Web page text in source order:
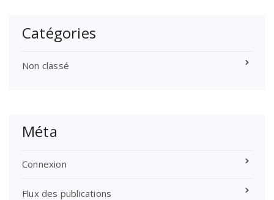
Catégories
Non classé
Méta
Connexion
Flux des publications